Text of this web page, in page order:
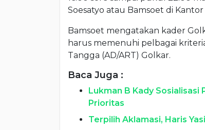
Soesatyo atau Bamsoet di
Bamsoet mengatakan kader
harus memenuhi pelbagai
Tangga (AD/ART) Golkar.
Baca Juga :
Lukman B Kady Sosialisasi
Prioritas
Terpilih Aklamasi, Haris